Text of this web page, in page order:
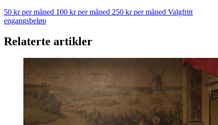
50 kr per måned 100 kr per måned 250 kr per måned Valgfritt
engangsbeløp
Relaterte artikler